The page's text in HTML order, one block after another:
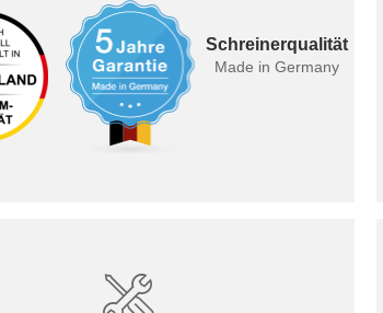
Schreinerqualität
Made in Germany